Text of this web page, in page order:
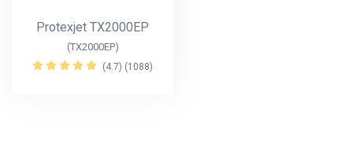
Protexjet TX2000EP
(TX2000EP)
(4.7) (1088)